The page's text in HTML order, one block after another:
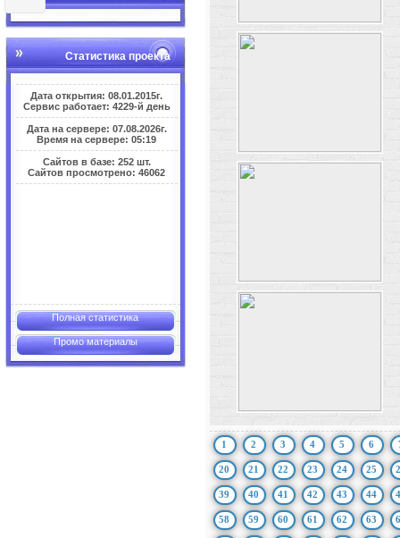
Статистика проекта
Дата открытия: 08.01.2015г.
Сервис работает: 4229-й день
Дата на сервере: 07.08.2026г.
Время на сервере: 05:19
Сайтов в базе: 252 шт.
Сайтов просмотрено: 46062
Полная статистика
Промо материалы
1 2 3 4 5 6
20 21 22 23 24 25
39 40 41 42 43 44
58 59 60 61 62 63